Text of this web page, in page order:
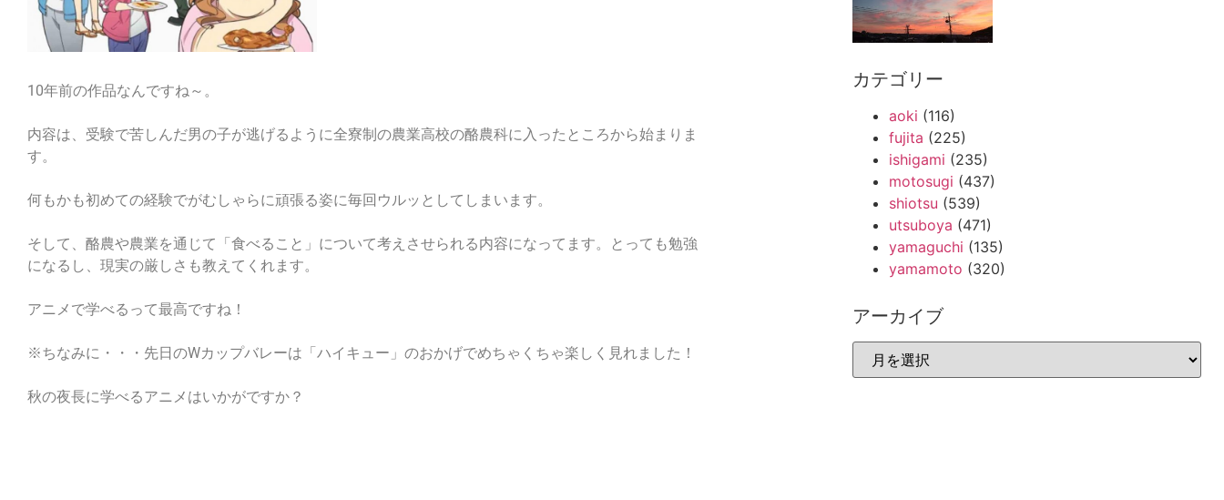
10年前の作品なんですね～。
内容は、受験で苦しんだ男の子が逃げるように全寮制の農業高校の酪農科に入ったところから始まりま
す。
何もかも初めての経験でがむしゃらに頑張る姿に毎回ウルッとしてしまいます。
そして、酪農や農業を通じて「食べること」について考えさせられる内容になってます。とっても勉強
になるし、現実の厳しさも教えてくれます。
アニメで学べるって最高ですね！
※ちなみに・・・先日のWカップバレーは「ハイキュー」のおかげでめちゃくちゃ楽しく見れました！
秋の夜長に学べるアニメはいかがですか？
カテゴリー
aoki (116)
fujita (225)
ishigami (235)
motosugi (437)
shiotsu (539)
utsuboya (471)
yamaguchi (135)
yamamoto (320)
アーカイブ